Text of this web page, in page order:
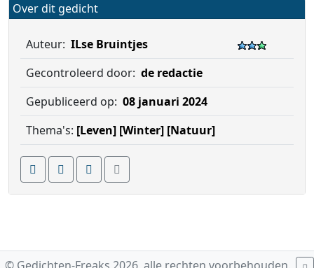
Over dit gedicht
Auteur: ILse Bruintjes
Gecontroleerd door: de redactie
Gepubliceerd op: 08 januari 2024
Thema's: [Leven] [Winter] [Natuur]